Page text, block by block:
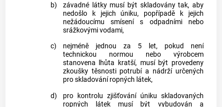
b)
závadné látky musí být skladovány tak, aby
nedošlo k jejich úniku, popřípadě k jejich
nežádoucímu smísení s odpadními nebo
srážkovými vodami,
c)
nejméně jednou za 5 let, pokud není
technickou normou nebo výrobcem
stanovena lhůta kratší, musí být provedeny
zkoušky těsnosti potrubí a nádrží určených
pro skladování ropných látek,
d)
pro kontrolu zjišťování úniku skladovaných
ropných látek musí být vybudován a